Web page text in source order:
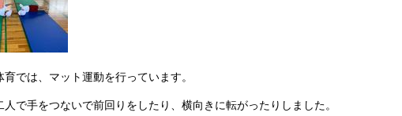
育では、マット運動を行っています。
人で手をつないで前回りをしたり、横向きに転がったりしました。